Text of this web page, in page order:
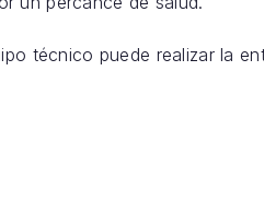
técnico puede realizar la